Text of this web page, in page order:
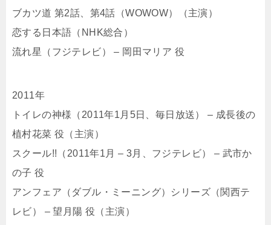
ブカツ道 第2話、第4話（WOWOW）（主演）
恋する日本語（NHK総合）
流れ星（フジテレビ） – 岡田マリア 役
2011年
トイレの神様（2011年1月5日、毎日放送） – 成長後の
植村花菜 役（主演）
スクール!!（2011年1月 – 3月、フジテレビ） – 武市か
の子 役
アンフェア（ダブル・ミーニング）シリーズ（関西テ
レビ） – 望月陽 役（主演）